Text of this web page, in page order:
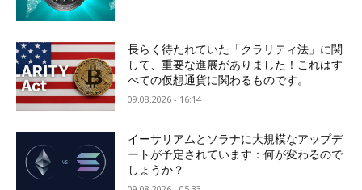
長らく待たれていた「クラリティ法」に関
して、重要な進展がありました！これはす
べての仮想通貨に関わるものです。
09.08.2026 - 16:14
イーサリアムとソラナに大規模なアップデ
ートが予定されています：何が変わるので
しょうか？